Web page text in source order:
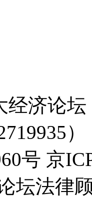
经济论
）
号 京
坛法律